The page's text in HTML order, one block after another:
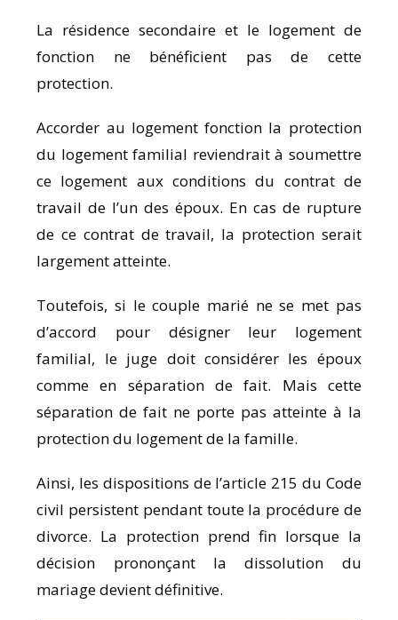
La résidence secondaire et le logement de
fonction ne bénéficient pas de cette
protection.
Accorder au logement fonction la protection
du logement familial reviendrait à soumettre
ce logement aux conditions du contrat de
travail de l’un des époux. En cas de rupture
de ce contrat de travail, la protection serait
largement atteinte.
Toutefois, si le couple marié ne se met pas
d’accord pour désigner leur logement
familial, le juge doit considérer les époux
comme en séparation de fait. Mais cette
séparation de fait ne porte pas atteinte à la
protection du logement de la famille.
Ainsi, les dispositions de l’article 215 du Code
civil persistent pendant toute la procédure de
divorce. La protection prend fin lorsque la
décision prononçant la dissolution du
mariage devient définitive.